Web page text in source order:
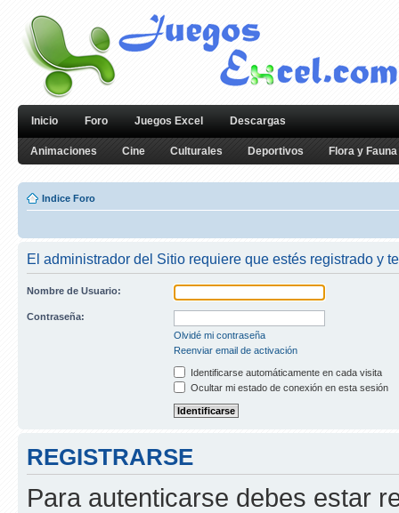
Inicio Foro Juegos Excel Descargas
Animaciones Cine Culturales Deportivos Flora y Fauna
Indice Foro
El administrador del Sitio requiere que estés registrado y
Nombre de Usuario:
Contraseña:
Olvidé mi contraseña
Reenviar email de activación
Identificarse automáticamente en cada visita
Ocultar mi estado de conexión en esta sesión
REGISTRARSE
Para autenticarse debes estar